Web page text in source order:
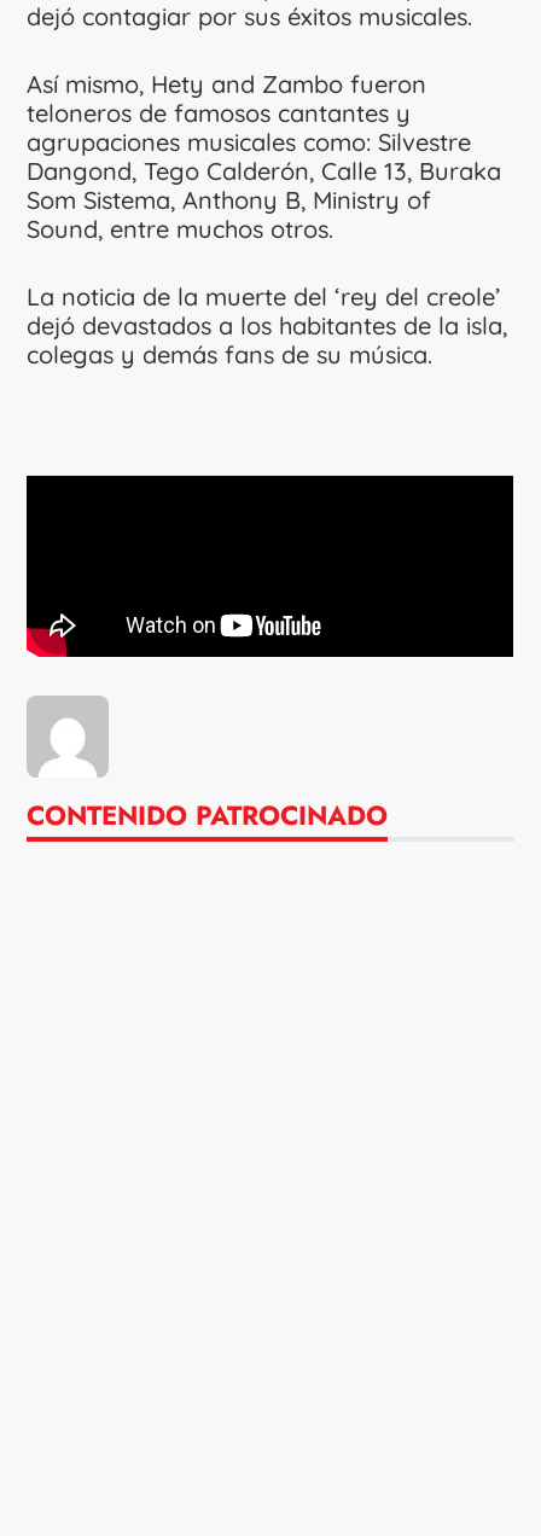
dejó contagiar por sus éxitos musicales.
Así mismo, Hety and Zambo fueron
teloneros de famosos cantantes y
agrupaciones musicales como: Silvestre
Dangond, Tego Calderón, Calle 13, Buraka
Som Sistema, Anthony B, Ministry of
Sound, entre muchos otros.
La noticia de la muerte del ‘rey del creole’
dejó devastados a los habitantes de la isla,
colegas y demás fans de su música.
CONTENIDO PATROCINADO